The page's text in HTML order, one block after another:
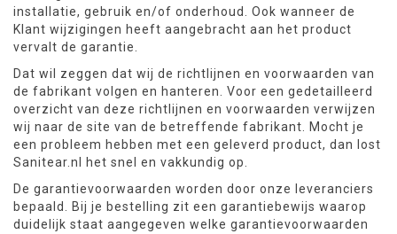
installatie, gebruik en/of onderhoud. Ook wanneer de
Klant wijzigingen heeft aangebracht aan het product
vervalt de garantie.
Dat wil zeggen dat wij de richtlijnen en voorwaarden van
de fabrikant volgen en hanteren. Voor een gedetailleerd
overzicht van deze richtlijnen en voorwaarden verwijzen
wij naar de site van de betreffende fabrikant. Mocht je
een probleem hebben met een geleverd product, dan lost
Sanitear.nl het snel en vakkundig op.
De garantievoorwaarden worden door onze leveranciers
bepaald. Bij je bestelling zit een garantiebewijs waarop
duidelijk staat aangegeven welke garantievoorwaarden